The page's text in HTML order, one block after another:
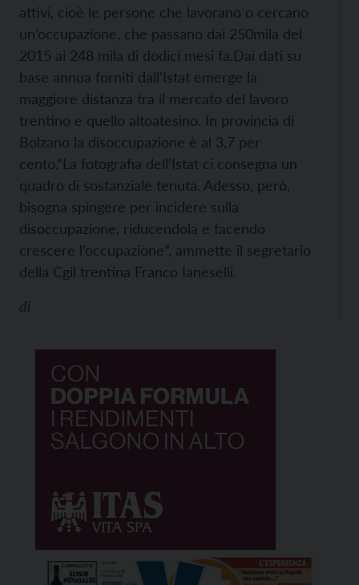
attivi, cioè le persone che lavorano o cercano
un’occupazione, che passano dai 250mila del
2015 ai 248 mila di dodici mesi fa.Dai dati su
base annua forniti dall’Istat emerge la
maggiore distanza tra il mercato del lavoro
trentino e quello altoatesino. In provincia di
Bolzano la disoccupazione è al 3,7 per
cento.“La fotografia dell’Istat ci consegna un
quadro di sostanziale tenuta. Adesso, però,
bisogna spingere per incidere sulla
disoccupazione, riducendola e facendo
crescere l’occupazione”, ammette il segretario
della Cgil trentina Franco Ianeselli.
di